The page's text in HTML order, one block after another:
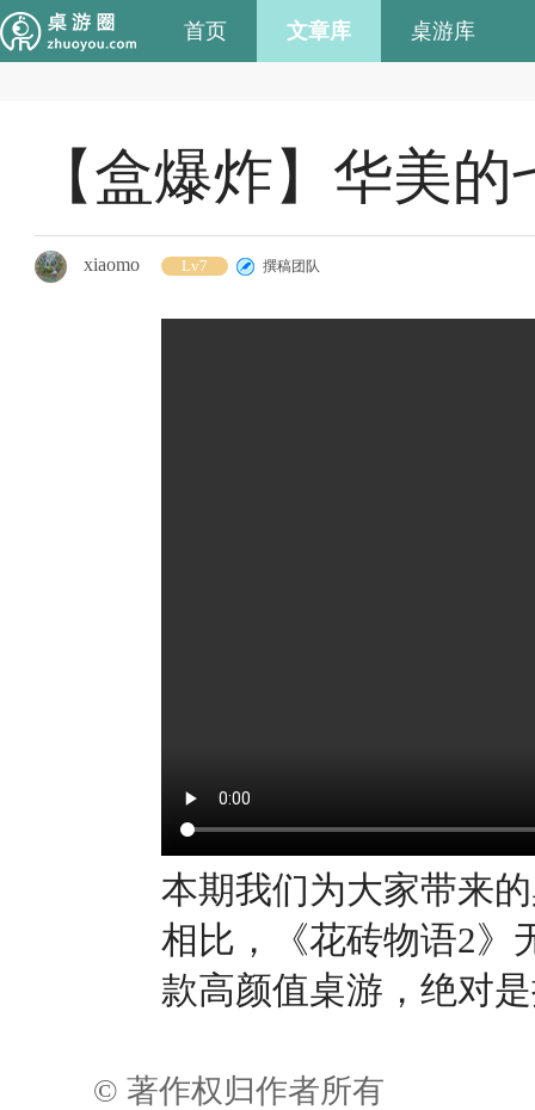
首页 文章库 桌游库
【盒爆炸】华美
xiaomo Lv7 撰稿团队
本期我们为大家带来
相比，《花砖物语2》
款高颜值桌游，绝对
© 著作权归作者所有